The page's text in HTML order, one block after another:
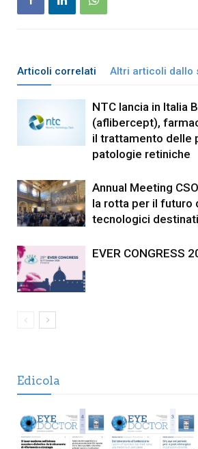
Articoli correlati Altri articoli dallo
NTC lancia in Italia
(aflibercept),
il trattamento delle
patologie retiniche
Annual Meeting
la rotta per il futuro
tecnologici
EVER CONGRESS
Edicola